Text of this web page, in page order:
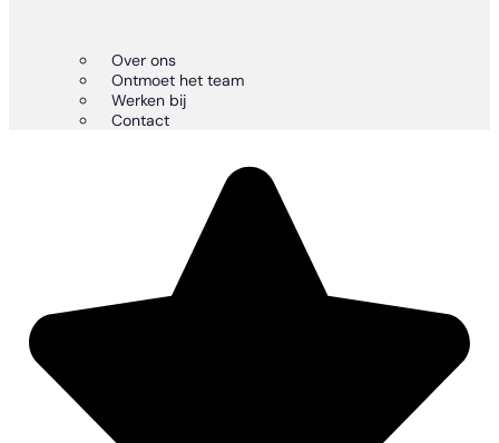
Over ons
Ontmoet het team
Werken bij
Contact